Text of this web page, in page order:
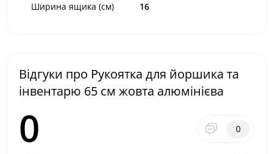
Ширина ящика (см) 16
Відгуки про Рукоятка для йоршика та
інвентарю 65 см жовта алюмінієва
0 0